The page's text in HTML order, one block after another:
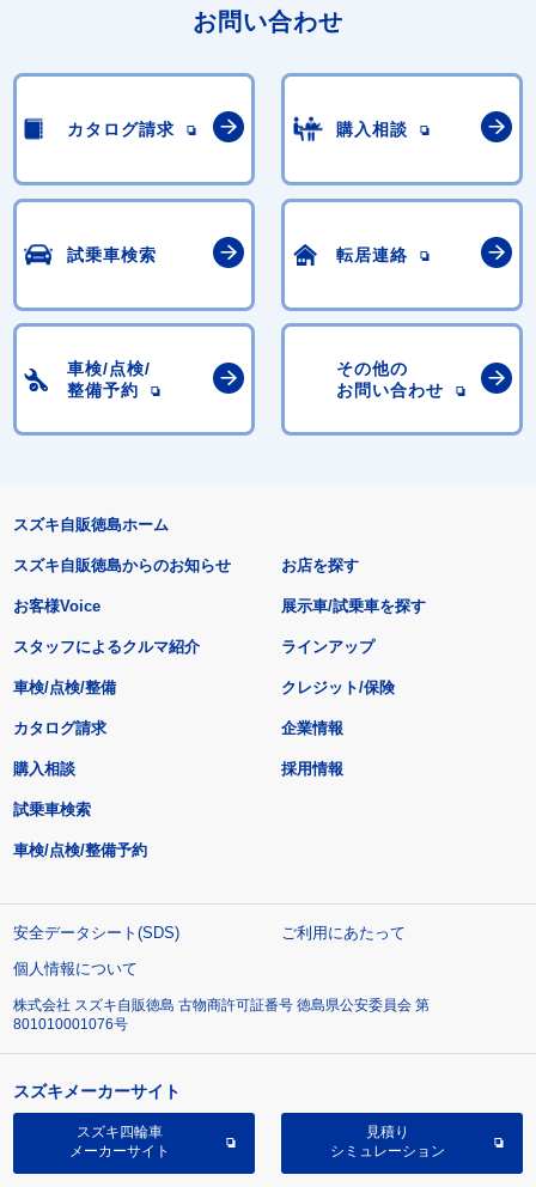
お問い合わせ
カタログ請求 購入相談
試乗車検索 転居連絡
車検/点検/
整備予約
その他の
お問い合わせ
スズキ自販徳島ホーム
スズキ自販徳島からのお知らせ
お客様Voice
スタッフによるクルマ紹介
お店を探す
展示車/試乗車を探す
ラインアップ
車検/点検/整備 クレジット/保険
カタログ請求
購入相談
試乗車検索
車検/点検/整備予約
企業情報
採用情報
安全データシート(SDS)
ご利用にあたって
個人情報について
株式会社 スズキ自販徳島 古物商許可証番号 徳島県公安委員会 第
801010001076号
スズキメーカーサイト
スズキ四輪車
メーカーサイト
見積り
シミュレーション